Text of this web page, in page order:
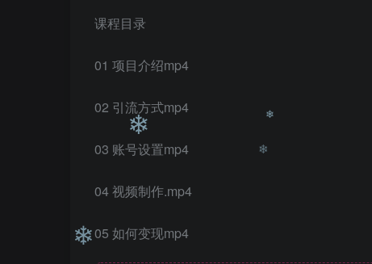
课程目录
01 项目介绍mp4
02 引流方式mp4
03 账号设置mp4
04 视频制作.mp4
05 如何变现mp4
❄